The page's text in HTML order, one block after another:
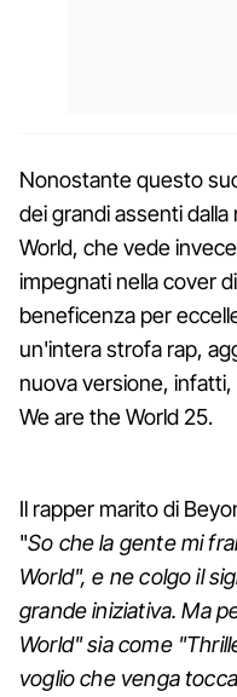
Nonostante questo
dei grandi assenti
World, che vede
impegnati nella cover
beneficenza per
un'intera strofa rap,
nuova versione,
We are the World 25.
Il rapper marito di
"So che la gente mi
World", e ne colgo il
grande iniziativa. Ma
World" sia come
voglio che venga